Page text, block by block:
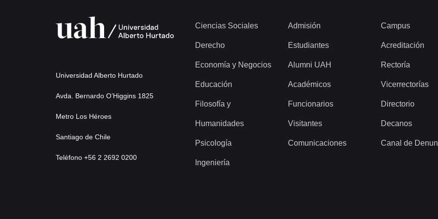
Universidad Alberto Hurtado
Avda. Bernardo O’Higgins 1825
Metro Los Héroes
Santiago de Chile
Teléfono +56 2 2692 0200
Ciencias Sociales
Derecho
Economía y Negocios
Educación
Filosofía y
Humanidades
Psicología
Ingeniería
Admisión
Estudiantes
Alumni UAH
Académicos
Funcionarios
Visitantes
Comunicaciones
Campus
Acreditación
Rectoría
Vicerrectorías
Directorio
Decanos
Canal de